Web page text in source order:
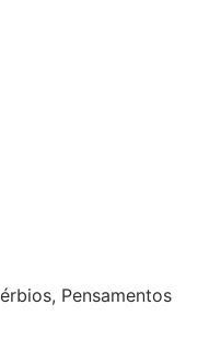
Pensamentos